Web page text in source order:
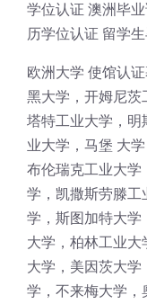
学位认证 澳洲毕
历学位认证 留学
欧洲大学 使馆认
黑大学，开姆尼茨
塔特工业大学，明
业大学，马堡 大
布伦瑞克工业大学
学，凯撒斯劳滕工
学，斯图加特大学
大学，柏林工业
大学，美因茨大
学，不来梅大学，